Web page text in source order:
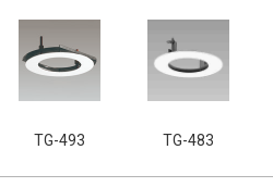
TG-493 TG-483